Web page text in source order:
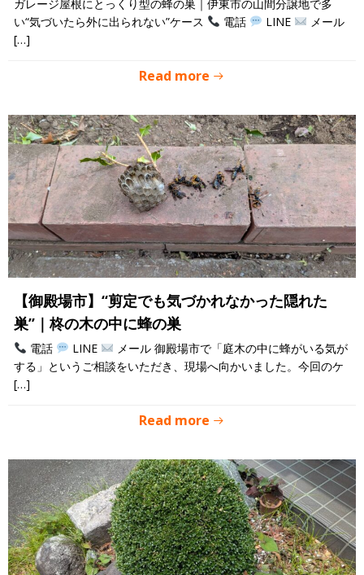
ガレージ屋根にとっくり型の蜂の巣｜伊東市の山間分譲地で多
い“気づいたら外に出られない”ケース
電話 LINE
メール
[…]
Read more
【御殿場市】“剪定でも気づかれなかった隠れた
巣”｜柊の木の中に蜂の巣
電話 LINE
メール 御殿場市で「庭木の中に蜂がいる気が
する」というご相談をいただき、現場へ向かいました。今回のケ
[…]
Read more